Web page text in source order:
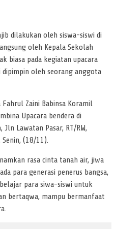
dilakukan oleh siswa-siswi di
oleh Kepala Sekolah
biasa pada kegiatan upacara
oleh seorang anggota
Zaini Babinsa Koramil
Upacara bendera di
Lawatan Pasar, RT/RW,
(18/11).
rasa cinta tanah air, jiwa
para generasi penerus bangsa,
para siwa-siswi untuk
bertaqwa, mampu bermanfaat